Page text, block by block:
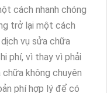
cách nhanh chóng
trở lại một cách
vụ sửa chữa
phí, vì thay vì phải
không chuyên
phí hợp lý để có